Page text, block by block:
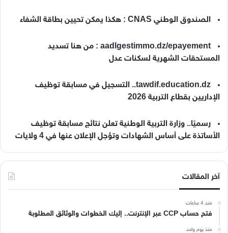
الصندوق الوطني CNAS : هكذا يمكن تحيين بطاقة الشفاء
aadlgestimmo.dz/epayement : من هنا تسديد
المستحقات الشهرية لسكنات عدل
tawdif.education.dz.. التسجيل في مسابقة توظيف
الإداريين بقطاع التربية 2026
رسميًا.. وزارة التربية الوطنية تعلن نتائج مسابقة توظيف
الأساتذة على أساس الشهادات وتؤجل الإعلان عنها في 4 ولايات
آخر المقالات
منذ 4 ساعات
فتح حساب CCP عبر الإنترنت.. إليك الخطوات والوثائق المطلوبة
منذ يوم واحد